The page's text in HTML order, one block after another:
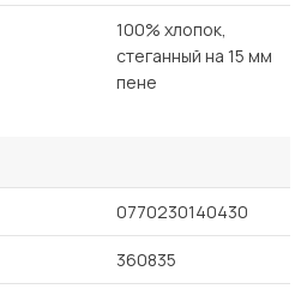
100% хлопок,
стеганный на 15 мм
пене
0770230140430
360835